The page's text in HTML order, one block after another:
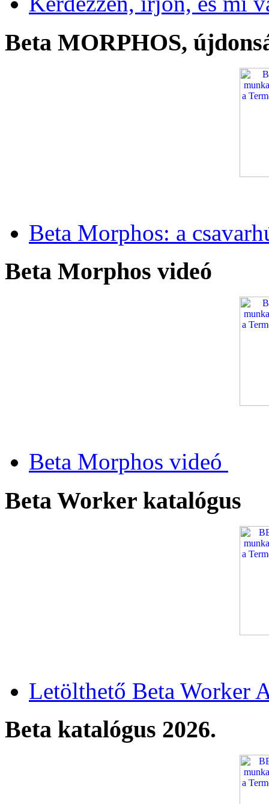
Beta MORPHOS,
Beta Morphos: a
Beta Morphos videó
Beta Morphos videó
Beta Worker katalógus
Letölthető Beta Worker
Beta katalógus 2026.